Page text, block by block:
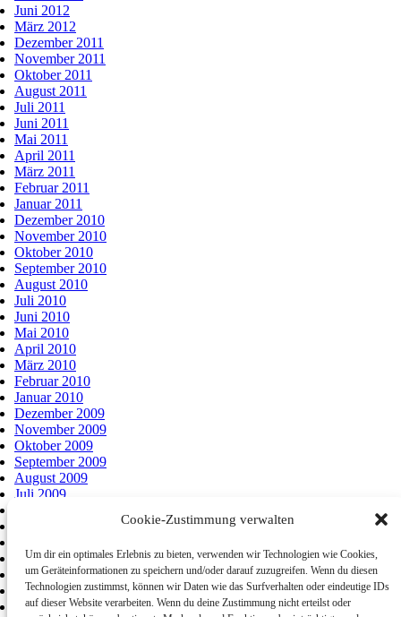
Cookie-Zustimmung verwalten
Um dir ein optimales Erlebnis zu bieten, verwenden wir Technologien wie Cookies,
um Geräteinformationen zu speichern und/oder darauf zuzugreifen. Wenn du diesen
Technologien zustimmst, können wir Daten wie das Surfverhalten oder eindeutige IDs
auf dieser Website verarbeiten. Wenn du deine Zustimmung nicht erteilst oder
Juni 2012
März 2012
Dezember 2011
November 2011
Oktober 2011
August 2011
Juli 2011
Juni 2011
Mai 2011
April 2011
März 2011
Februar 2011
Januar 2011
Dezember 2010
November 2010
Oktober 2010
September 2010
August 2010
Juli 2010
Juni 2010
Mai 2010
April 2010
März 2010
Februar 2010
Januar 2010
Dezember 2009
November 2009
Oktober 2009
September 2009
August 2009
Juli 2009
März 2009
August 2008
April 2008
März 2008